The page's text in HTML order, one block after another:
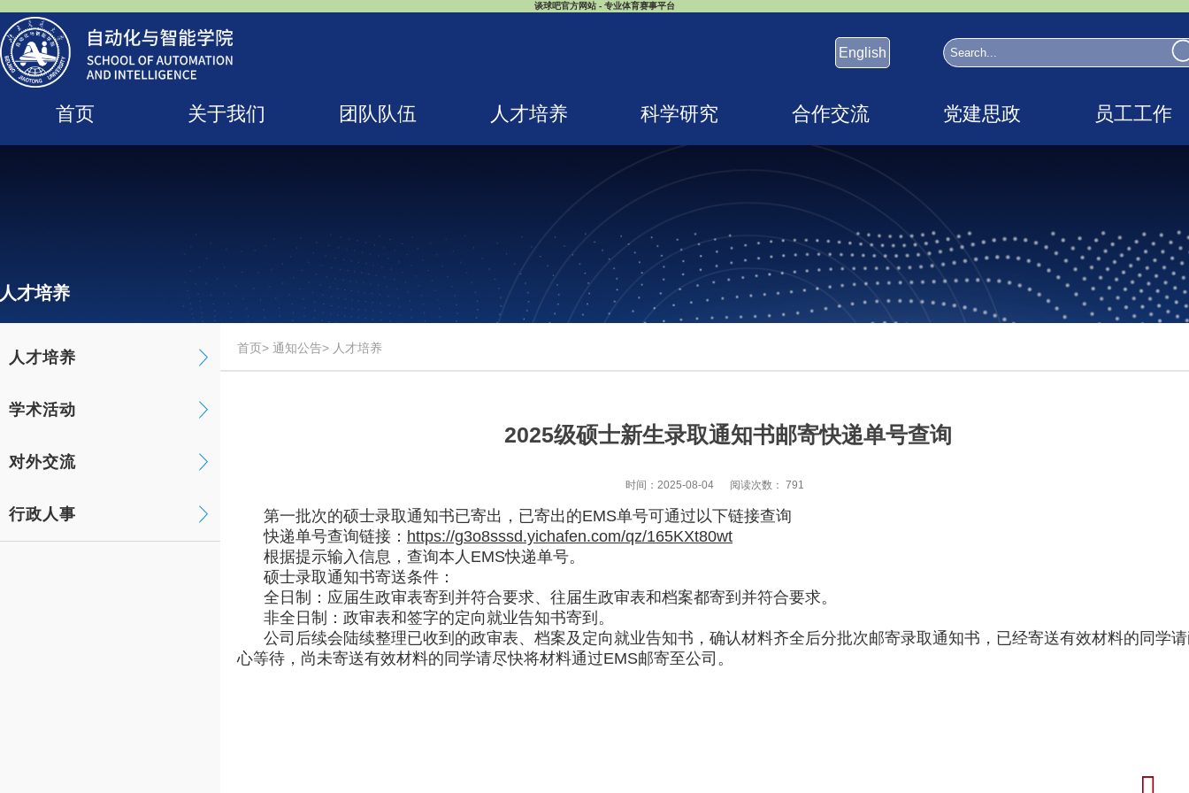
谈球吧官方网站 - 专业体育赛事平台
English
首页 关于我们 团队队伍 人才培养 科学研究 合作交流 党建思政 员工工作
人才培养
人才培养
学术活动
对外交流
行政人事
首页> 通知公告> 人才培养
2025级硕士新生录取通知书邮寄快递单号查询
时间：2025-08-04 阅读次数： 791
第一批次的硕士录取通知书已寄出，已寄出的EMS单号可通过以下链接查询
快递单号查询链接： https://g3o8sssd.yichafen.com/qz/165KXt80wt
根据提示输入信息，查询本人EMS快递单号。
硕士录取通知书寄送条件：
全日制：应届生政审表寄到并符合要求、往届生政审表和档案都寄到并符合要求。
非全日制：政审表和签字的定向就业告知书寄到。
公司后续会陆续整理已收到的政审表、档案及定向就业告知书，确认材料齐全后分批次邮寄录取通知书，已经寄送有效材料的同学
心等待，尚未寄送有效材料的同学请尽快将材料通过EMS邮寄至公司。